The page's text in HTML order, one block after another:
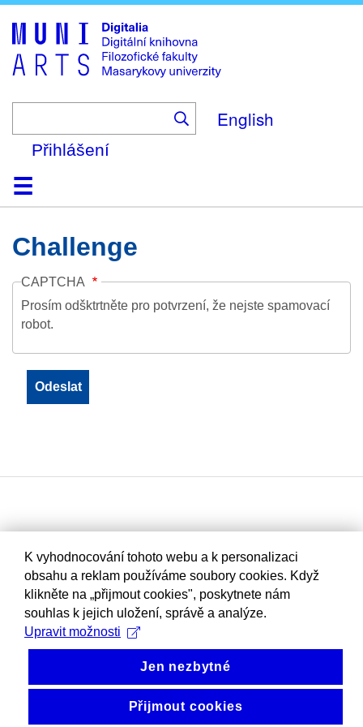
to
main
content
English
Přihlášení
DomůKolekce
Prohlížení
Vyhledávání
O platformě
Nápověda
KontaktDigitalia
Challenge
CAPTCHA
Prosím odšktrtněte pro potvrzení, že nejste spamovací
robot.
K vyhodnocování tohoto webu a k personalizaci
obsahu a reklam používáme soubory cookies. Když
klikněte na „přijmout cookies", poskytnete nám
souhlas k jejich uložení, správě a analýze.
Upravit možnosti
Jen nezbytné
Přijmout cookies